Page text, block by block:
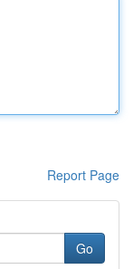
Report Page
Go